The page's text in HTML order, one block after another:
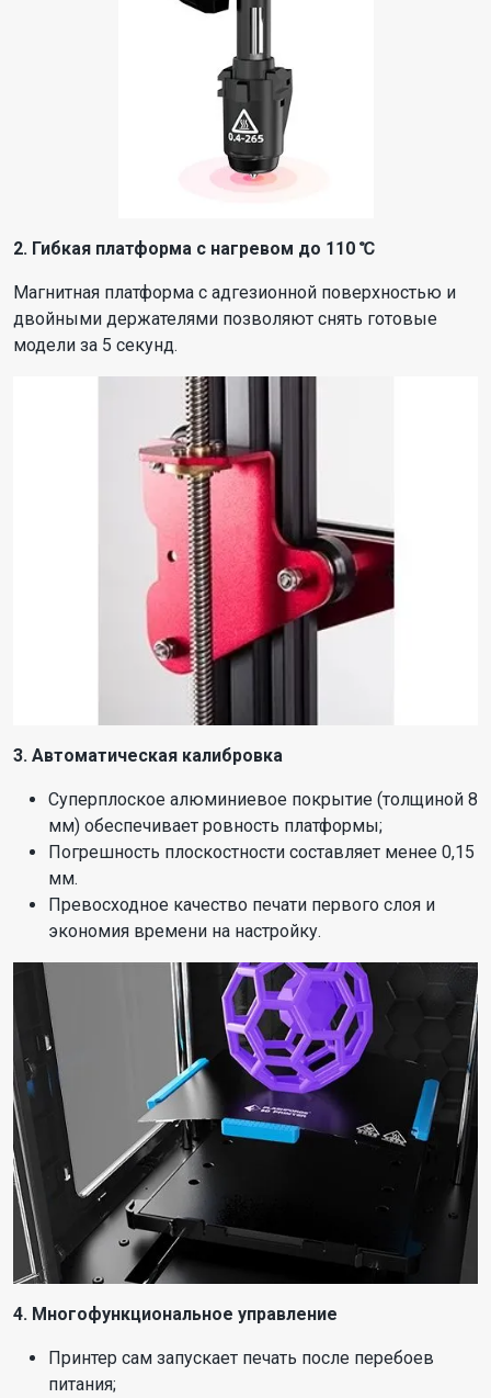
2. Гибкая платформа с нагревом до 110 ℃
Магнитная платформа с адгезионной поверхностью и
двойными держателями позволяют снять готовые
модели за 5 секунд.
3. Автоматическая калибровка
Суперплоское алюминиевое покрытие (толщиной 8
мм) обеспечивает ровность платформы;
Погрешность плоскостности составляет менее 0,15
мм.
Превосходное качество печати первого слоя и
экономия времени на настройку.
4. Многофункциональное управление
Принтер сам запускает печать после перебоев
питания;